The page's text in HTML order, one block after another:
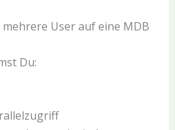
User auf eine MDB
Du: